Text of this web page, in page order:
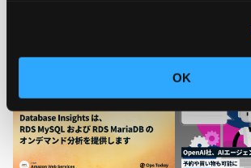
OK
ャの段階的価格設定を開始
ンで利用可能に